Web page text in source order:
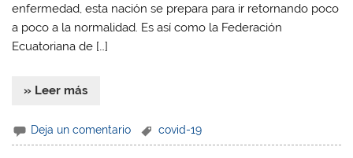
enfermedad, esta nación se prepara para ir retornando poco
a poco a la normalidad. Es así como la Federación
Ecuatoriana de […]
» Leer más
Deja un comentario covid-19